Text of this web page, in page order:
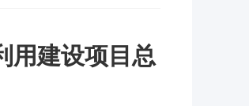
用建设项目总